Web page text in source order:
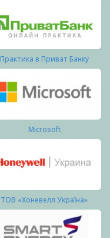
Практика в Приват Банку
Microsoft
ТОВ «Хоневелл Україна»